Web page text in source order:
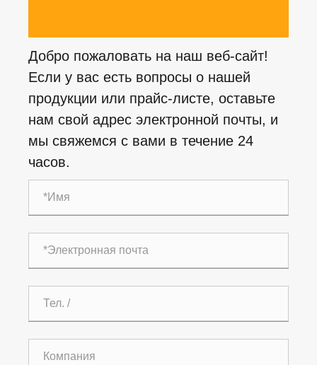
Добро пожаловать на наш веб-сайт!
Если у вас есть вопросы о нашей
продукции или прайс-листе, оставьте
нам свой адрес электронной почты, и
мы свяжемся с вами в течение 24
часов.